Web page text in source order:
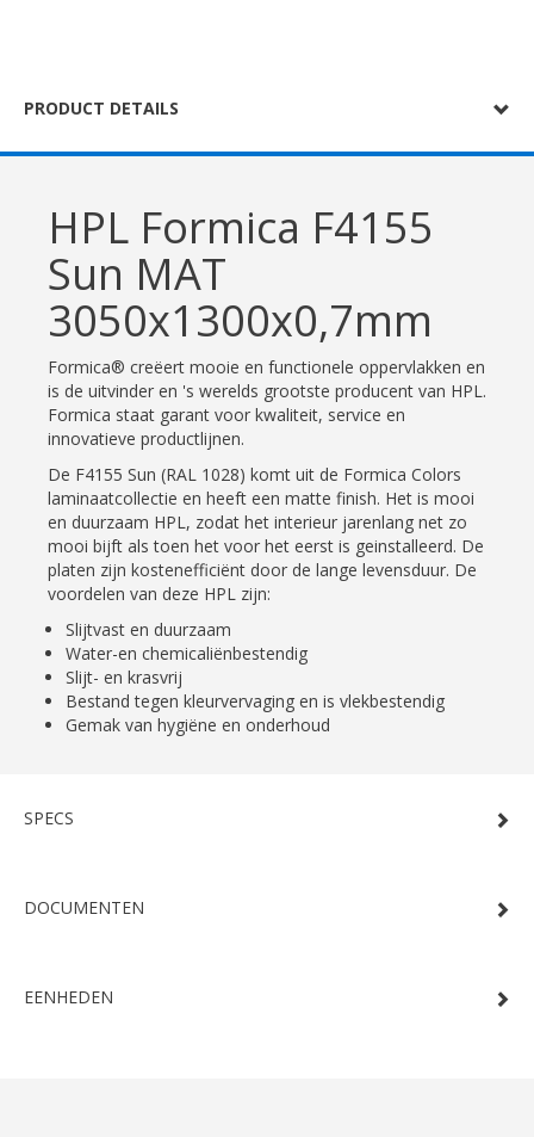
PRODUCT DETAILS
HPL Formica F4155
Sun MAT
3050x1300x0,7mm
Formica® creëert mooie en functionele oppervlakken en
is de uitvinder en 's werelds grootste producent van HPL.
Formica staat garant voor kwaliteit, service en
innovatieve productlijnen.
De F4155 Sun (RAL 1028) komt uit de Formica Colors
laminaatcollectie en heeft een matte finish. Het is mooi
en duurzaam HPL, zodat het interieur jarenlang net zo
mooi bijft als toen het voor het eerst is geinstalleerd. De
platen zijn kostenefficiënt door de lange levensduur. De
voordelen van deze HPL zijn:
Slijtvast en duurzaam
Water-en chemicaliënbestendig
Slijt- en krasvrij
Bestand tegen kleurvervaging en is vlekbestendig
Gemak van hygiëne en onderhoud
SPECS
DOCUMENTEN
EENHEDEN